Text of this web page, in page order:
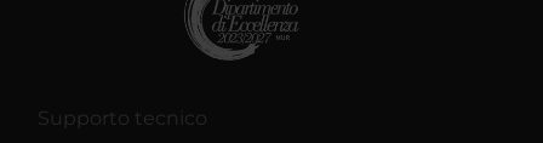
Supporto tecnico